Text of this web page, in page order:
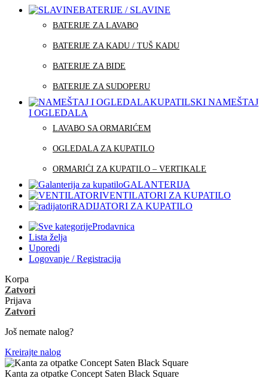
BATERIJE / SLAVINE
BATERIJE ZA LAVABO
BATERIJE ZA KADU / TUŠ KADU
BATERIJE ZA BIDE
BATERIJE ZA SUDOPERU
KUPATILSKI NAMEŠTAJ
I OGLEDALA
LAVABO SA ORMARIĆEM
OGLEDALA ZA KUPATILO
ORMARIĆI ZA KUPATILO – VERTIKALE
GALANTERIJA
VENTILATORI ZA KUPATILO
RADIJATORI ZA KUPATILO
Prodavnica
Lista želja
Uporedi
Logovanje / Registracija
Korpa
Zatvori
Prijava
Zatvori
Još nemate nalog?
Kreirajte nalog
Kanta za otpatke Concept Saten Black Square